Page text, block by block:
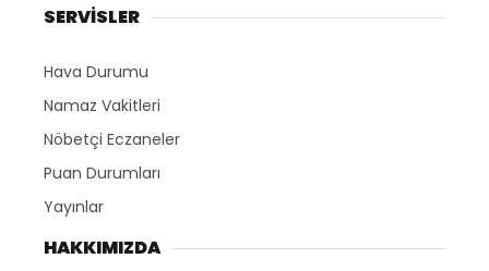
SERVİSLER
Hava Durumu
Namaz Vakitleri
Nöbetçi Eczaneler
Puan Durumları
Yayınlar
HAKKIMIZDA